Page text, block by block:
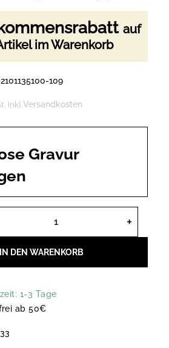
auf
im Warenkorb
109
inkl. Versandkosten
Gravur
PR100 T1502101135100 Menge
IN DEN WARENKORB
1-3 Tage
ab 50€